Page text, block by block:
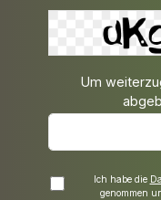
Um
Ich habe die
genommen